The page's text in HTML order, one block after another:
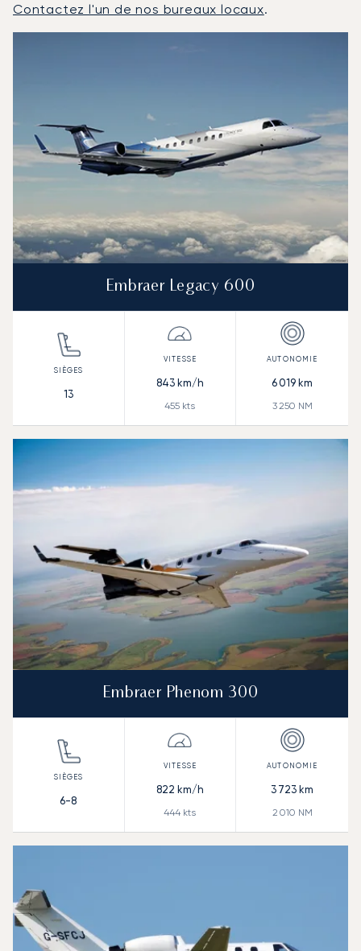
Contactez l'un de nos bureaux locaux.
Embraer Legacy 600
13
843km/h
455 kts
6 019 km
3 250 NM
Embraer Phenom 300
6-8
822 km/h
444 kts
3 723 km
2 010 NM